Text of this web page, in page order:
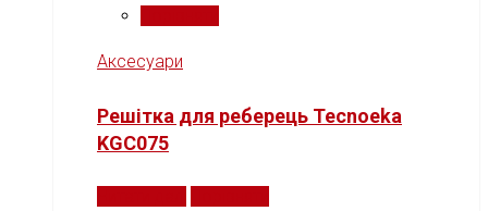
Аксесуари
Решітка для реберець Tecnoeka
KGC075